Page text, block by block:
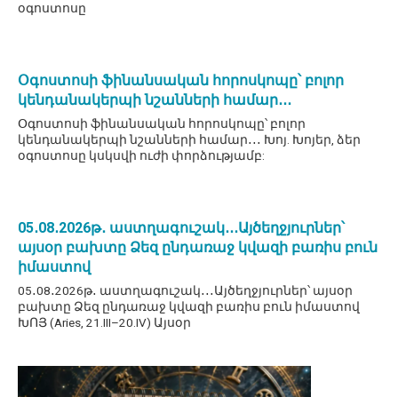
օգոստոսը
Օգոստոսի ֆինանսական հորոսկոպը՝ բոլոր
կենդանակերպի նշանների համար․․․
Օգոստոսի ֆինանսական հորոսկոպը՝ բոլոր
կենդանակերպի նշանների համար․․․ Խոյ. Խոյեր, ձեր
օգոստոսը կսկսվի ուժի փորձությամբ:
05․08․2026թ․ աստղագուշակ․․․Այծեղջյուրներ՝
այսօր բախտը Ձեզ ընդառաջ կվազի բառիս բուն
իմաստով
05․08․2026թ․ աստղագուշակ․․․Այծեղջյուրներ՝ այսօր
բախտը Ձեզ ընդառաջ կվազի բառիս բուն իմաստով
ԽՈՅ (Aries, 21.III–20.IV) Այսօր